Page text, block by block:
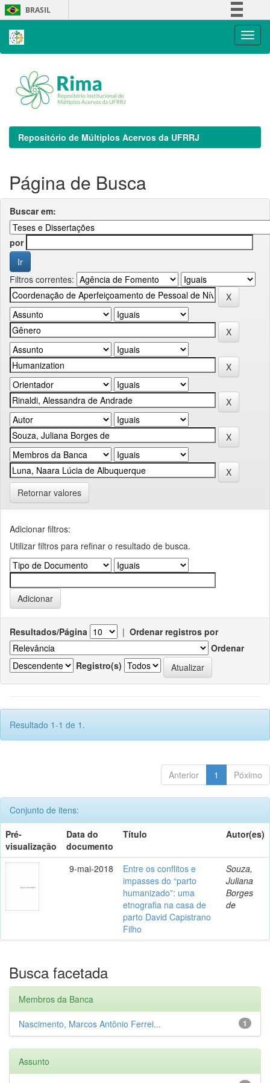
Skip
navigation
BRASIL
Repositório de Múltiplos Acervos da UFRRJ
Página de Busca
Buscar em:
por
Filtros correntes:
Retornar valores
Adicionar filtros:
Utilizar filtros para refinar o resultado de busca.
Resultados/Página | Ordenar registros por
Ordenar
Registro(s)
Resultado 1-1 de 1.
Anterior 1 Póximo
Conjunto de itens:
Pré-
visualização
Data do
documento
Título Autor(es)
9-mai-2018
Entre os conflitos e
impasses do “parto
humanizado”: uma
etnografia na casa de
parto David Capistrano
Filho
Souza,
Juliana
Borges
de
Busca facetada
Membros da Banca
1
Nascimento, Marcos Antônio Ferrei...
Assunto